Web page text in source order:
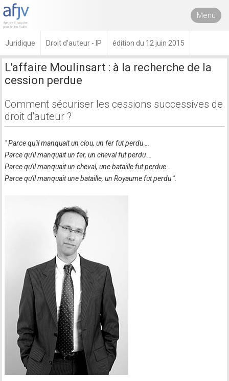
Menu
Juridique Droit d'auteur - IP édition du 12 juin 2015
L'affaire Moulinsart : à la recherche de la
cession perdue
Comment sécuriser les cessions successives de
droit d'auteur ?
"Parce qu'il manquait un clou, un fer fut perdu …
Parce qu'il manquait un fer, un cheval fut perdu …
Parce qu'il manquait un cheval, une bataille fut perdue …
Parce qu'il manquait une bataille, un Royaume fut perdu ".